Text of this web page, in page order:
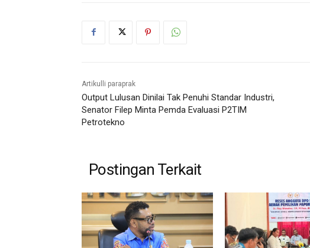
Artikulli paraprak
Output Lulusan Dinilai Tak Penuhi Standar Industri,
Senator Filep Minta Pemda Evaluasi P2TIM
Petrotekno
Postingan Terkait